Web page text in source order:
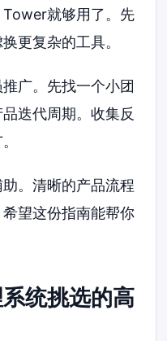
就够用了。先
更复杂的工具。
广。先找一个小团
迭代周期。收集反
。清晰的产品流程
望这份指南能帮你
统挑选的高